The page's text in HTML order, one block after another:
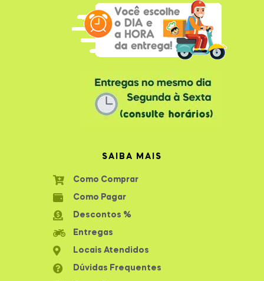
SAIBA MAIS
Como Comprar
Como Pagar
Descontos %
Entregas
Locais Atendidos
Dúvidas Frequentes